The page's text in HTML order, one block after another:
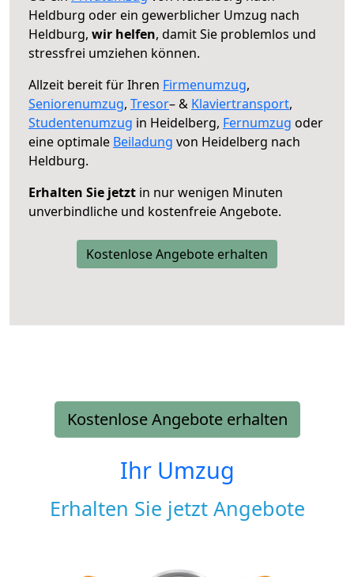
Heldburg oder ein gewerblicher Umzug nach
Heldburg, wir helfen, damit Sie problemlos und
stressfrei umziehen können.
Allzeit bereit für Ihren Firmenumzug,
Seniorenumzug, Tresor– & Klaviertransport,
Studentenumzug in Heidelberg, Fernumzug oder
eine optimale Beiladung von Heidelberg nach
Heldburg.
Erhalten Sie jetzt in nur wenigen Minuten
unverbindliche und kostenfreie Angebote.
Kostenlose Angebote erhalten
Kostenlose Angebote erhalten
Ihr Umzug
Erhalten Sie jetzt Angebote